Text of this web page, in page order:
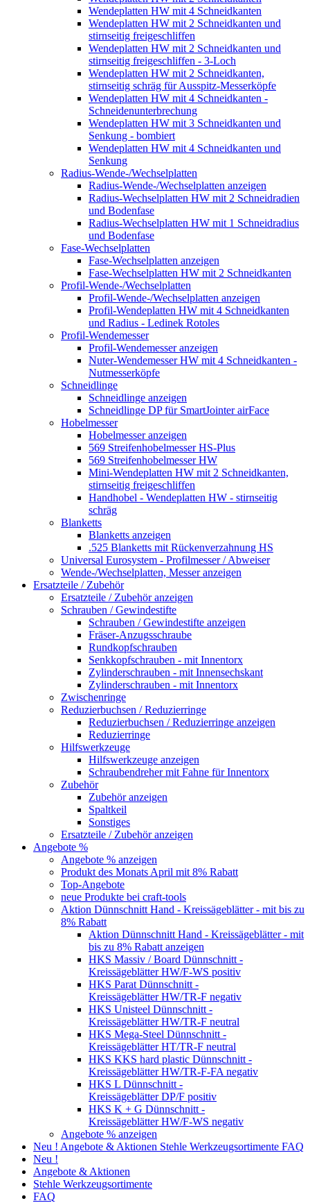
Wendeplatten HW mit 4 Schneidkanten
Wendeplatten HW mit 2 Schneidkanten und
stirnseitig freigeschliffen
Wendeplatten HW mit 2 Schneidkanten und
stirnseitig freigeschliffen - 3-Loch
Wendeplatten HW mit 2 Schneidkanten,
stirnseitig schräg für Ausspitz-Messerköpfe
Wendeplatten HW mit 4 Schneidkanten -
Schneidenunterbrechung
Wendeplatten HW mit 3 Schneidkanten und
Senkung - bombiert
Wendeplatten HW mit 4 Schneidkanten und
Senkung
Radius-Wende-/Wechselplatten
Radius-Wende-/Wechselplatten anzeigen
Radius-Wechselplatten HW mit 2 Schneidradien
und Bodenfase
Radius-Wechselplatten HW mit 1 Schneidradius
und Bodenfase
Fase-Wechselplatten
Fase-Wechselplatten anzeigen
Fase-Wechselplatten HW mit 2 Schneidkanten
Profil-Wende-/Wechselplatten
Profil-Wende-/Wechselplatten anzeigen
Profil-Wendeplatten HW mit 4 Schneidkanten
und Radius - Ledinek Rotoles
Profil-Wendemesser
Profil-Wendemesser anzeigen
Nuter-Wendemesser HW mit 4 Schneidkanten -
Nutmesserköpfe
Schneidlinge
Schneidlinge anzeigen
Schneidlinge DP für SmartJointer airFace
Hobelmesser
Hobelmesser anzeigen
569 Streifenhobelmesser HS-Plus
569 Streifenhobelmesser HW
Mini-Wendeplatten HW mit 2 Schneidkanten,
stirnseitig freigeschliffen
Handhobel - Wendeplatten HW - stirnseitig
schräg
Blanketts
Blanketts anzeigen
.525 Blanketts mit Rückenverzahnung HS
Universal Eurosystem - Profilmesser / Abweiser
Wende-/Wechselplatten, Messer anzeigen
Ersatzteile / Zubehör
Ersatzteile / Zubehör anzeigen
Schrauben / Gewindestifte
Schrauben / Gewindestifte anzeigen
Fräser-Anzugsschraube
Rundkopfschrauben
Senkkopfschrauben - mit Innentorx
Zylinderschrauben - mit Innensechskant
Zylinderschrauben - mit Innentorx
Zwischenringe
Reduzierbuchsen / Reduzierringe
Reduzierbuchsen / Reduzierringe anzeigen
Reduzierringe
Hilfswerkzeuge
Hilfswerkzeuge anzeigen
Schraubendreher mit Fahne für Innentorx
Zubehör
Zubehör anzeigen
Spaltkeil
Sonstiges
Ersatzteile / Zubehör anzeigen
Angebote %
Angebote % anzeigen
Produkt des Monats April mit 8% Rabatt
Top-Angebote
neue Produkte bei craft-tools
Aktion Dünnschnitt Hand - Kreissägeblätter - mit bis zu
8% Rabatt
Aktion Dünnschnitt Hand - Kreissägeblätter - mit
bis zu 8% Rabatt anzeigen
HKS Massiv / Board Dünnschnitt -
Kreissägeblätter HW/F-WS positiv
HKS Parat Dünnschnitt -
Kreissägeblätter HW/TR-F negativ
HKS Unisteel Dünnschnitt -
Kreissägeblätter HW/TR-F neutral
HKS Mega-Steel Dünnschnitt -
Kreissägeblätter HT/TR-F neutral
HKS KKS hard plastic Dünnschnitt -
Kreissägeblätter HW/TR-F-FA negativ
HKS L Dünnschnitt -
Kreissägeblätter DP/F positiv
HKS K + G Dünnschnitt -
Kreissägeblätter HW/F-WS negativ
Angebote % anzeigen
Neu ! Angebote & Aktionen Stehle Werkzeugsortimente FAQ
Neu !
Angebote & Aktionen
Stehle Werkzeugsortimente
FAQ